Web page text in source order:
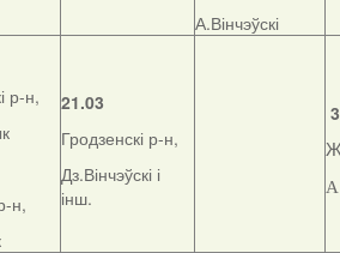
А.Вінчэўскі
р-н,
н,
21.03
Гродзенскі р-н,
Дз.Вінчэўскі і
інш.